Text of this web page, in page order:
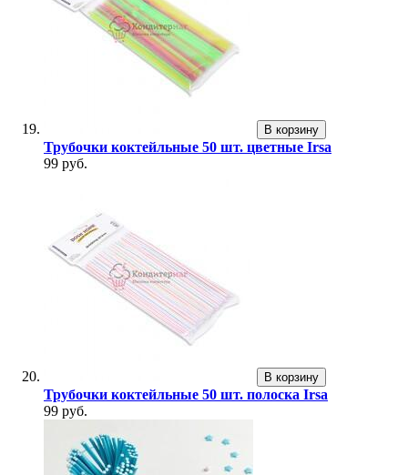
В корзину
Трубочки коктейльные 50 шт. цветные Irsa
99 руб.
В корзину
Трубочки коктейльные 50 шт. полоска Irsa
99 руб.